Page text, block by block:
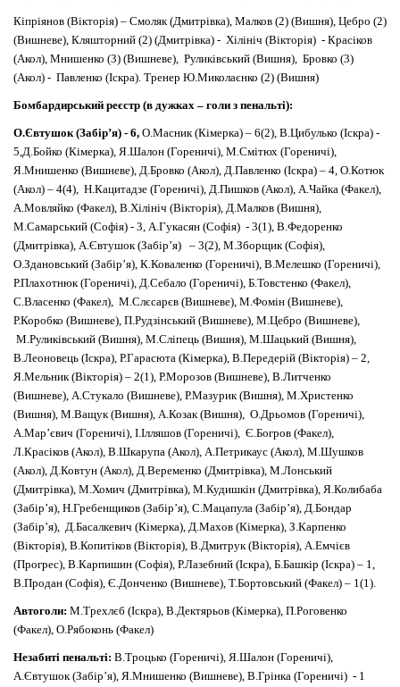
Кіпріянов (Вікторія) – Смоляк (Дмитрівка), Малков (2) (Вишня), Цебро (2)
(Вишневе), Кляшторний (2) (Дмитрівка) - Хілініч (Вікторія) - Красіков
(Акол), Мнишенко (3) (Вишневе), Руликівський (Вишня), Бровко (3)
(Акол) - Павленко (Іскра). Тренер Ю.Миколаєнко (2) (Вишня)
Бомбардирський реєстр (в дужках – голи з пенальті):
О.Євтушок (Забір’я) - 6, О.Масник (Кімерка) – 6(2), В.Цибулько (Іскра) -
5,Д.Бойко (Кімерка), Я.Шалон (Гореничі), М.Смітюх (Гореничі),
Я.Мнишенко (Вишневе), Д.Бровко (Акол), Д.Павленко (Іскра) – 4, О.Котюк
(Акол) – 4(4), Н.Кацитадзе (Гореничі), Д.Пишков (Акол), А.Чайка (Факел),
А.Мовляйко (Факел), В.Хілініч (Вікторія), Д.Малков (Вишня),
М.Самарський (Софія) - 3, А.Гукасян (Софія) - 3(1), В.Федоренко
(Дмитрівка), А.Євтушок (Забір’я) – 3(2), М.Зборщик (Софія),
О.Здановський (Забір’я), К.Коваленко (Гореничі), В.Мелешко (Гореничі),
Р.Плахотнюк (Гореничі), Д.Себало (Гореничі), Б.Товстенко (Факел),
С.Власенко (Факел), М.Слєсарєв (Вишневе), М.Фомін (Вишневе),
Р.Коробко (Вишневе), П.Рудзінський (Вишневе), М.Цебро (Вишневе),
М.Руликівський (Вишня), М.Сліпець (Вишня), М.Шацький (Вишня),
В.Леоновець (Іскра), Р.Гарасюта (Кімерка), В.Передерій (Вікторія) – 2,
Я.Мельник (Вікторія) – 2(1), Р.Морозов (Вишневе), В.Литченко
(Вишневе), А.Стукало (Вишневе), Р.Мазурик (Вишня), М.Христенко
(Вишня), М.Ващук (Вишня), А.Козак (Вишня), О.Дрьомов (Гореничі),
А.Мар’євич (Гореничі), І.Ілляшов (Гореничі), Є.Богров (Факел),
Л.Красіков (Акол), В.Шкарупа (Акол), А.Петрикаус (Акол), М.Шушков
(Акол), Д.Ковтун (Акол), Д.Веременко (Дмитрівка), М.Лонський
(Дмитрівка), М.Хомич (Дмитрівка), М.Кудишкін (Дмитрівка), Я.Колибаба
(Забір’я), Н.Гребенщиков (Забір’я), С.Мацапула (Забір’я), Д.Бондар
(Забір’я), Д.Басалкевич (Кімерка), Д.Махов (Кімерка), З.Карпенко
(Вікторія), В.Копитіков (Вікторія), В.Дмитрук (Вікторія), А.Емчієв
(Прогрес), В.Карпишин (Софія), Р.Лазебний (Іскра), Б.Башкір (Іскра) – 1,
В.Продан (Софія), Є.Донченко (Вишневе), Т.Бортовський (Факел) – 1(1).
Автоголи: М.Трехлєб (Іскра), В.Дектярьов (Кімерка), П.Роговенко
(Факел), О.Рябоконь (Факел)
Незабиті пенальті: В.Троцько (Гореничі), Я.Шалон (Гореничі),
А.Євтушок (Забір’я), Я.Мнишенко (Вишневе), В.Грінка (Гореничі) - 1